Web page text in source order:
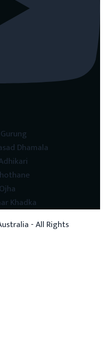
Dhamala
Khadka
- All Rights